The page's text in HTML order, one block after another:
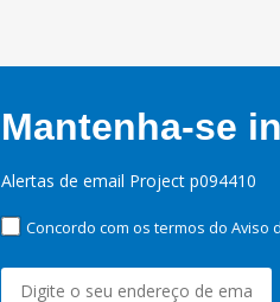
Mantenha-se
Alertas de email Project p094410
Concordo com os termos do Aviso